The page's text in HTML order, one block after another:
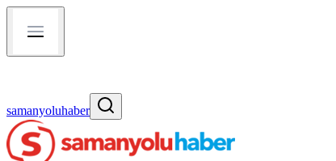
samanyoluhaber